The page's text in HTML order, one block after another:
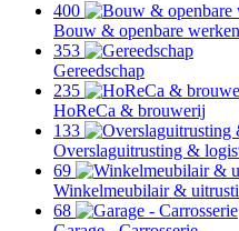
400
Bouw & openbare werken
353
Gereedschap
235
HoReCa & brouwerij
133
Overslaguitrusting &
69
Winkelmeubilair &
68